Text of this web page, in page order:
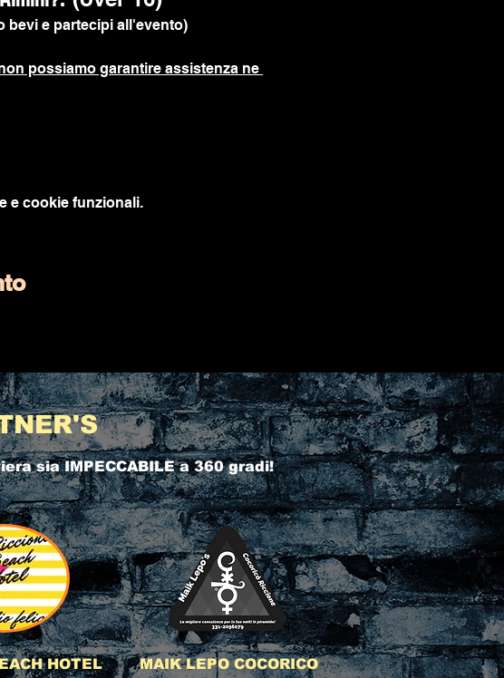
bevi e partecipi all'evento)
possiamo garantire assistenza ne
e cookie funzionali.
sia IMPECCABILE a 360 gradi!
HOTEL MAIK LEPO COCORICO